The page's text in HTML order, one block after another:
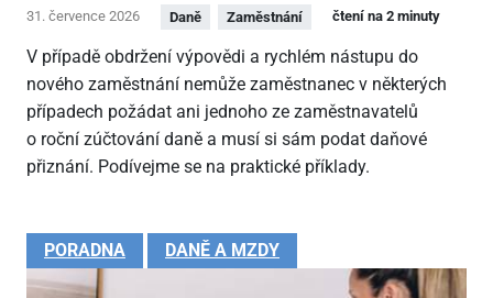
31. července 2026 Daně Zaměstnání čtení na 2 minuty
V případě obdržení výpovědi a rychlém nástupu do
nového zaměstnání nemůže zaměstnanec v některých
případech požádat ani jednoho ze zaměstnavatelů
o roční zúčtování daně a musí si sám podat daňové
přiznání. Podívejme se na praktické příklady.
PORADNA DANĚ A MZDY